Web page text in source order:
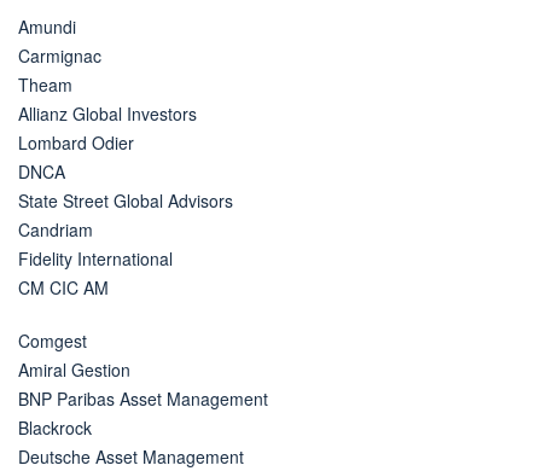
Amundi
Carmignac
Theam
Allianz Global Investors
Lombard Odier
DNCA
State Street Global Advisors
Candriam
Fidelity International
CM CIC AM
Comgest
Amiral Gestion
BNP Paribas Asset Management
Blackrock
Deutsche Asset Management